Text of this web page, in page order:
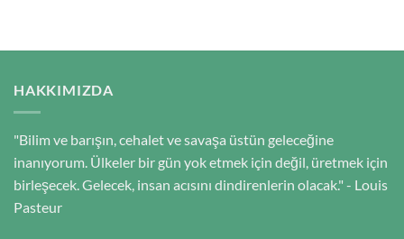
HAKKIMIZDA
"Bilim ve barışın, cehalet ve savaşa üstün geleceğine
inanıyorum. Ülkeler bir gün yok etmek için değil, üretmek için
birleşecek. Gelecek, insan acısını dindirenlerin olacak." - Louis
Pasteur